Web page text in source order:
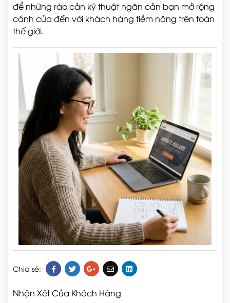
để những rào cản kỹ thuật ngăn cản bạn mở rộng
cánh cửa đến với khách hàng tiềm năng trên toàn
thế giới.
Chia sẻ:
Nhận Xét Của Khách Hàng